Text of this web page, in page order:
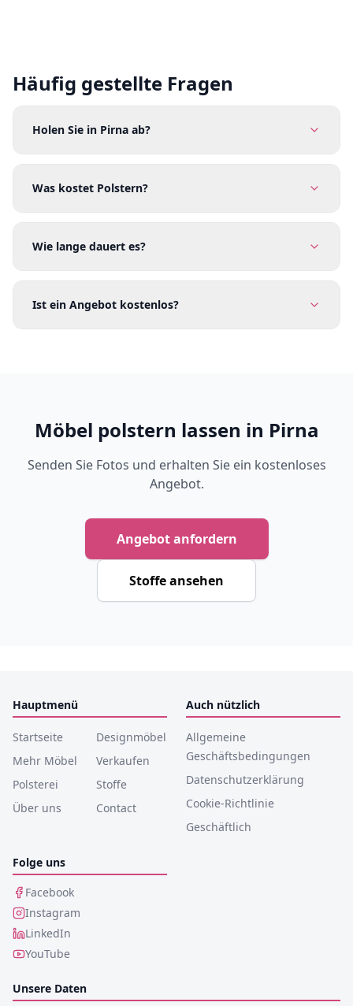
Häufig gestellte Fragen
Holen Sie in Pirna ab?
Was kostet Polstern?
Wie lange dauert es?
Ist ein Angebot kostenlos?
Möbel polstern lassen in Pirna
Senden Sie Fotos und erhalten Sie ein kostenloses
Angebot.
Angebot anfordern
Stoffe ansehen
Hauptmenü
Startseite
Designmöbel
Mehr Möbel
Verkaufen
Polsterei
Stoffe
Über uns
Contact
Auch nützlich
Allgemeine
Geschäftsbedingungen
Datenschutzerklärung
Cookie-Richtlinie
Geschäftlich
Folge uns
Facebook
Instagram
LinkedIn
YouTube
Unsere Daten